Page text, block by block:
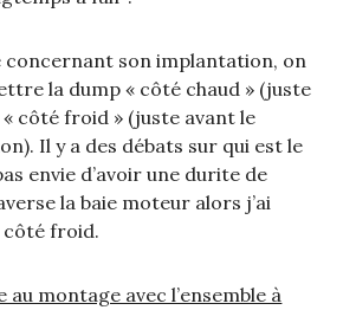
concernant son implantation, on
la dump « côté chaud » (juste
côté froid » (juste avant le
Il y a des débats sur qui est le
envie d’avoir une durite de
la baie moteur alors j’ai
côté froid.
au montage avec l’ensemble à